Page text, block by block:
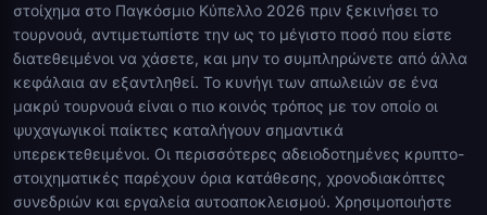
στοίχημα στο Παγκόσμιο Κύπελλο 2026 πριν ξεκινήσει το
τουρνουά, αντιμετωπίστε την ως το μέγιστο ποσό που είστε
διατεθειμένοι να χάσετε, και μην το συμπληρώνετε από άλλα
κεφάλαια αν εξαντληθεί. Το κυνήγι των απωλειών σε ένα
μακρύ τουρνουά είναι ο πιο κοινός τρόπος με τον οποίο οι
ψυχαγωγικοί παίκτες καταλήγουν σημαντικά
υπερεκτεθειμένοι. Οι περισσότερες αδειοδοτημένες κρυπτο-
στοιχηματικές παρέχουν όρια κατάθεσης, χρονοδιακόπτες
συνεδριών και εργαλεία αυτοαποκλεισμού. Χρησιμοποιήστε